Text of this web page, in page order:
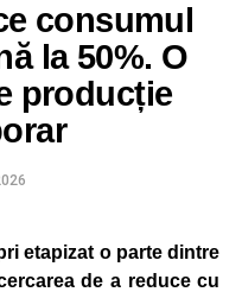
consumul
la 50%. O
producție
etapizat o parte dintre
de a reduce cu